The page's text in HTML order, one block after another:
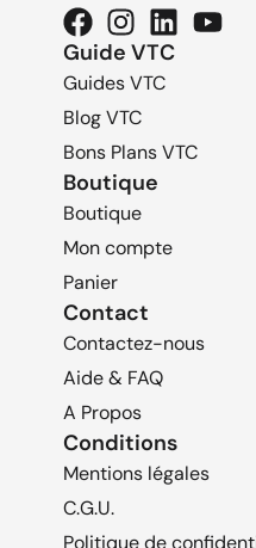
Guide VTC
Guides VTC
Blog VTC
Bons Plans VTC
Boutique
Boutique
Mon compte
Panier
Contact
Contactez-nous
Aide & FAQ
A Propos
Conditions
Mentions légales
C.G.U.
Politique de